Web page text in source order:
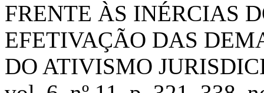
FRENTE ÀS INÉRCIAS
EFETIVAÇÃO DAS
DO ATIVISMO